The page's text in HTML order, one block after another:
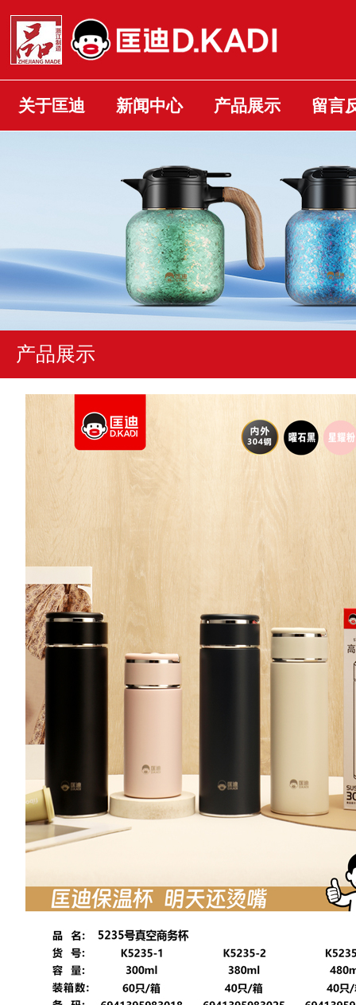
关于匡迪 新闻中心 产品展示 留言
产品展示